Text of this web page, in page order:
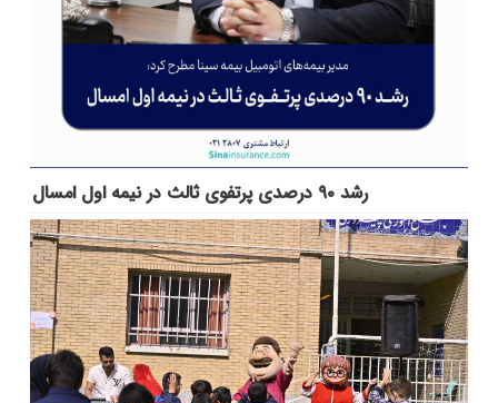
رشد ۹۰ درصدی پرتفوی ثالث در نیمه اول امسال